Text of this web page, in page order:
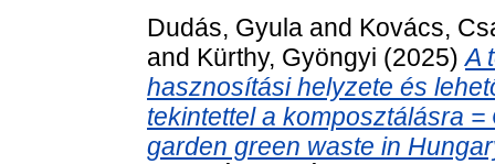
Dudás, Gyula and Kovács,
and Kürthy, Gyöngyi (2025)A
hasznosítási helyzete és
tekintettel a komposztálásra
garden green waste in